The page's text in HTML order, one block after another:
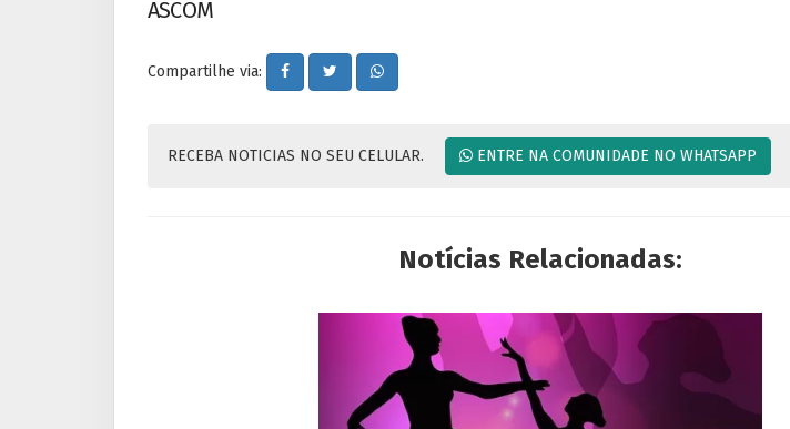
ASCOM
Compartilhe via:
RECEBA NOTICIAS NO SEU CELULAR. ENTRE NA COMUNIDADE NO WHATSAPP
Notícias Relacionadas: